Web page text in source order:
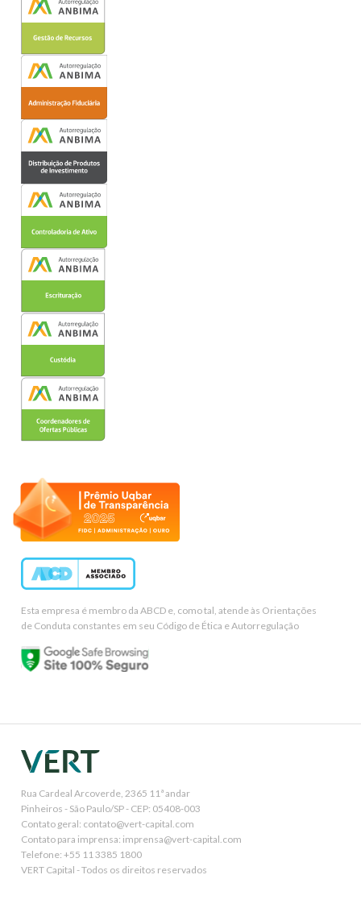
Esta empresa é membro da ABCD e, como tal, atende às Orientações
de Conduta constantes em seu Código de Ética e Autorregulação
Rua Cardeal Arcoverde, 2365 11ª andar
Pinheiros - São Paulo/SP - CEP: 05408-003
Contato geral: contato@vert-capital.com
Contato para imprensa: imprensa@vert-capital.com
Telefone: +55 11 3385 1800
VERT Capital - Todos os direitos reservados